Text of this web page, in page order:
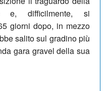
e, difficilmente, si
giorni dopo, in mezzo
salito sul gradino più
gara gravel della sua